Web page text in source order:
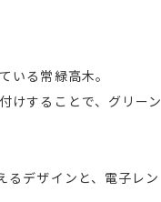
る常緑高木。
けすることで、グリーン
るデザインと、電子レン